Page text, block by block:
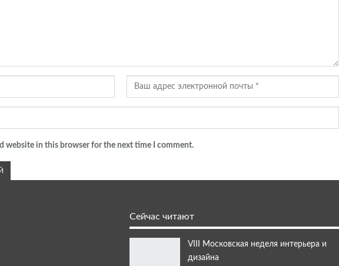
website in this browser for the next time I comment.
Сейчас читают
VIII Московская неделя интерьера и
дизайна